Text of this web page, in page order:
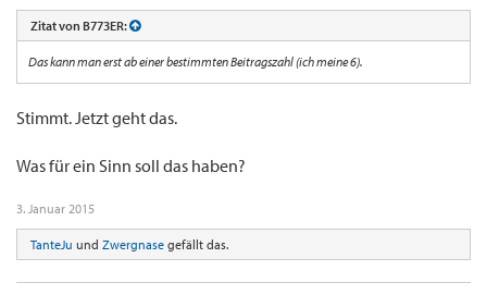
Zitat von B773ER:
Das kann man erst ab einer bestimmten Beitragszahl (ich meine 6).
Stimmt. Jetzt geht das.
Was für ein Sinn soll das haben?
3. Januar 2015
TanteJu und Zwergnase gefällt das.